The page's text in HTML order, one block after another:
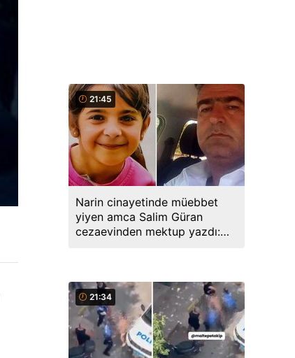
21:45
Narin cinayetinde müebbet
yiyen amca Salim Güran
cezaevinden mektup yazdı:
21:34